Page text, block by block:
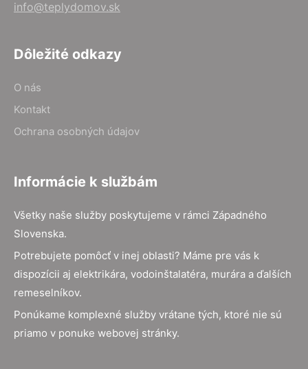
info@teplydomov.sk
Dôležité odkazy
O nás
Kontakt
Ochrana osobných údajov
Informácie k službám
Všetky naše služby poskytujeme v rámci Západného
Slovenska.
Potrebujete pomôcť v inej oblasti? Máme pre vás k
dispozícii aj elektrikára, vodoinštalatéra, murára a ďalších
remeselníkov.
Ponúkame komplexné služby vrátane tých, ktoré nie sú
priamo v ponuke webovej stránky.